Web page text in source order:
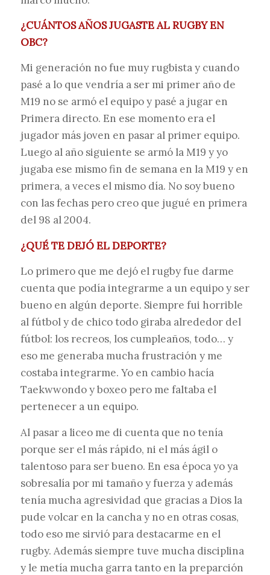
¿CUÁNTOS AÑOS JUGASTE AL RUGBY EN
OBC?
Mi generación no fue muy rugbista y cuando
pasé a lo que vendría a ser mi primer año de
M19 no se armó el equipo y pasé a jugar en
Primera directo. En ese momento era el
jugador más joven en pasar al primer equipo.
Luego al año siguiente se armó la M19 y yo
jugaba ese mismo fin de semana en la M19 y en
primera, a veces el mismo día. No soy bueno
con las fechas pero creo que jugué en primera
del 98 al 2004.
¿QUÉ TE DEJÓ EL DEPORTE?
Lo primero que me dejó el rugby fue darme
cuenta que podía integrarme a un equipo y ser
bueno en algún deporte. Siempre fui horrible
al fútbol y de chico todo giraba alrededor del
fútbol: los recreos, los cumpleaños, todo… y
eso me generaba mucha frustración y me
costaba integrarme. Yo en cambio hacía
Taekwwondo y boxeo pero me faltaba el
pertenecer a un equipo.
Al pasar a liceo me di cuenta que no tenía
porque ser el más rápido, ni el más ágil o
talentoso para ser bueno. En esa época yo ya
sobresalía por mi tamaño y fuerza y además
tenía mucha agresividad que gracias a Dios la
pude volcar en la cancha y no en otras cosas,
todo eso me sirvió para destacarme en el
rugby. Además siempre tuve mucha disciplina
y le metía mucha garra tanto en la preparción